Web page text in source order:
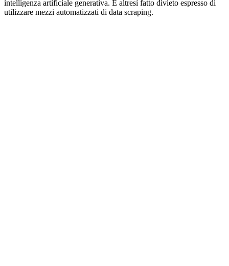
intelligenza artificiale generativa. È altresì fatto divieto espresso di
utilizzare mezzi automatizzati di data scraping.